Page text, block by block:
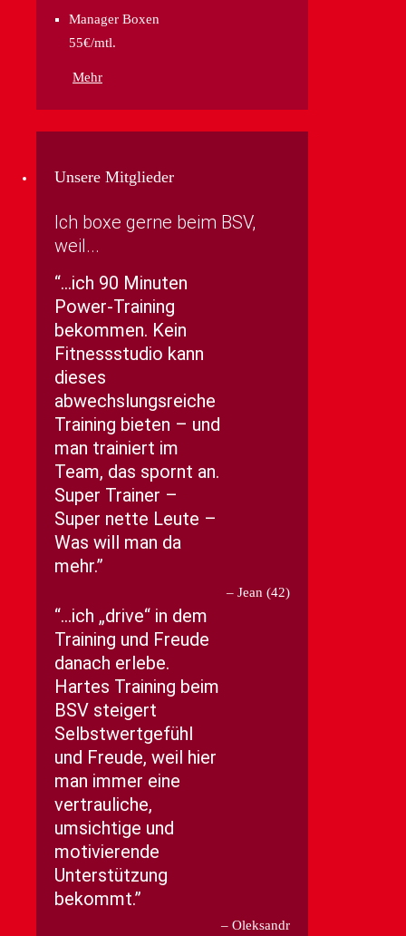
Manager Boxen
55€/mtl.
Mehr
Unsere Mitglieder
Ich boxe gerne beim BSV,
weil...
…ich 90 Minuten
Power-Training
bekommen. Kein
Fitnessstudio kann
dieses
abwechslungsreiche
Training bieten – und
man trainiert im
Team, das spornt an.
Super Trainer –
Super nette Leute –
Was will man da
mehr.
Jean (42)
…ich „drive“ in dem
Training und Freude
danach erlebe.
Hartes Training beim
BSV steigert
Selbstwertgefühl
und Freude, weil hier
man immer eine
vertrauliche,
umsichtige und
motivierende
Unterstützung
bekommt.
Oleksandr